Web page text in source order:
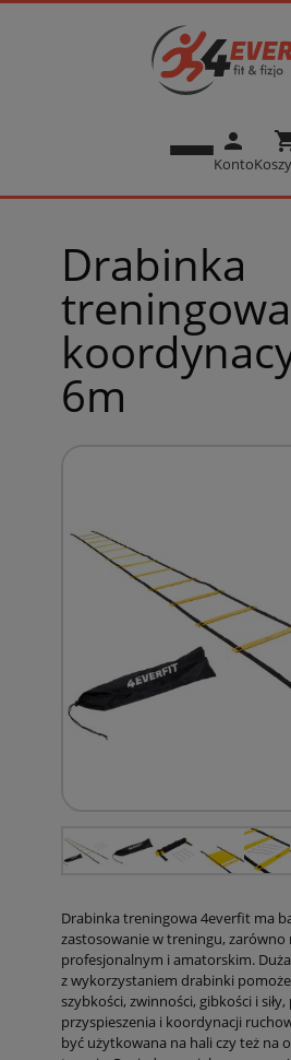
person
Konto
Drabinka
6m
Drabinka treningowa 4everfit ma
zastosowanie w treningu, zarówno
profesjonalnym i amatorskim.
z wykorzystaniem drabinki
szybkości, zwinności, gibkości i
przyspieszenia i koordynacji
być użytkowana na hali czy też na